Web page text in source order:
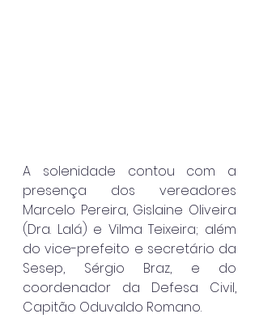
A solenidade contou com a
presença dos vereadores
Marcelo Pereira, Gislaine Oliveira
(Dra. Lalá) e Vilma Teixeira; além
do vice-prefeito e secretário da
Sesep, Sérgio Braz, e do
coordenador da Defesa Civil,
Capitão Oduvaldo Romano.